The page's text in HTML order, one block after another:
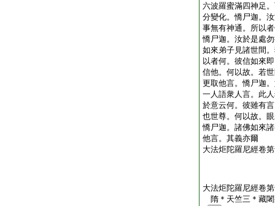
六波羅蜜滿四神足
分變化。憍尸迦。
事無有神通。所以
憍尸迦。汝於是處
如來弟子見諸世間
以者何。彼信如來
信他。何以故。若
更取他言。憍尸迦
一人語衆人言。此
於意云何。彼雖有
也世尊。何以故。
憍尸迦。諸佛如來
他言。其義亦爾
大法炬陀羅尼經卷
大法炬陀羅尼經卷
隋＊天竺三＊藏